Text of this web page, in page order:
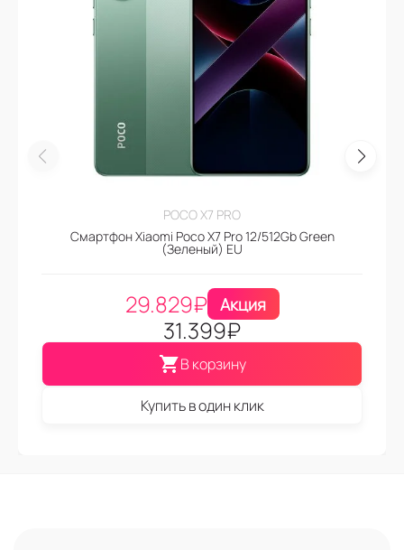
POCO X7 PRO
Смартфон Xiaomi Poco X7 Pro 12/512Gb Green
(Зеленый) EU
29.829₽ Акция
31.399₽
В корзину
Купить в один клик